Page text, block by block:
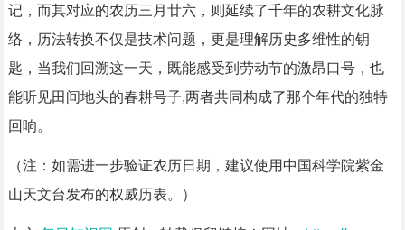
记，而其对应的农历三月廿六，则延续了千年的农耕文化脉
络，历法转换不仅是技术问题，更是理解历史多维性的钥
匙，当我们回溯这一天，既能感受到劳动节的激昂口号，也
能听见田间地头的春耕号子,两者共同构成了那个年代的独特
回响。
（注：如需进一步验证农历日期，建议使用中国科学院紫金
山天文台发布的权威历表。）